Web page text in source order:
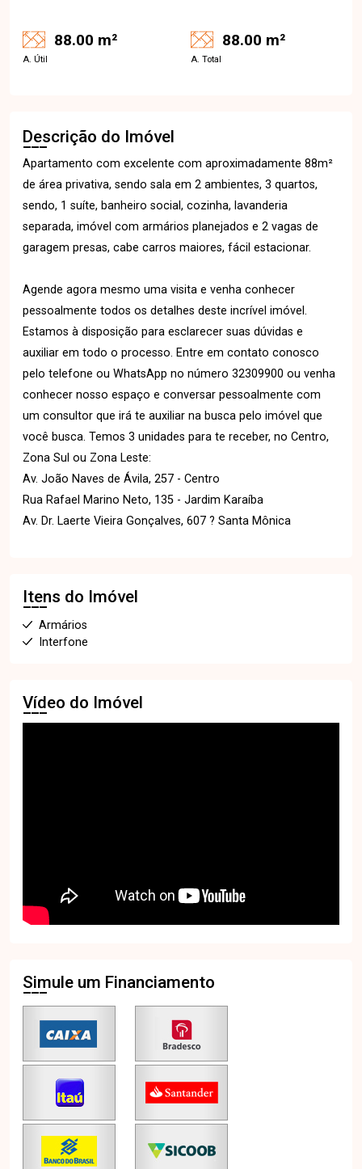
88.00 m²
A. Útil
88.00 m²
A. Total
Descrição do Imóvel
Apartamento com excelente com aproximadamente 88m²
de área privativa, sendo sala em 2 ambientes, 3 quartos,
sendo, 1 suíte, banheiro social, cozinha, lavanderia
separada, imóvel com armários planejados e 2 vagas de
garagem presas, cabe carros maiores, fácil estacionar.
Agende agora mesmo uma visita e venha conhecer
pessoalmente todos os detalhes deste incrível imóvel.
Estamos à disposição para esclarecer suas dúvidas e
auxiliar em todo o processo. Entre em contato conosco
pelo telefone ou WhatsApp no número 32309900 ou venha
conhecer nosso espaço e conversar pessoalmente com
um consultor que irá te auxiliar na busca pelo imóvel que
você busca. Temos 3 unidades para te receber, no Centro,
Zona Sul ou Zona Leste:
Av. João Naves de Ávila, 257 - Centro
Rua Rafael Marino Neto, 135 - Jardim Karaíba
Av. Dr. Laerte Vieira Gonçalves, 607 ? Santa Mônica
Itens do Imóvel
Armários
Interfone
Vídeo do Imóvel
Simule um Financiamento